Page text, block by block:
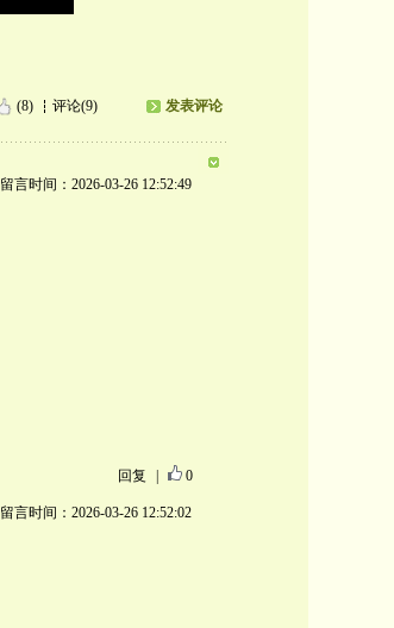
(8) 评论(9) 发表评论
留言时间：2026-03-26 12:52:49
回复 0
留言时间：2026-03-26 12:52:02